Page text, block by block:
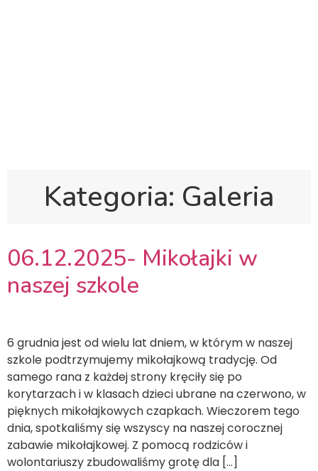
Kategoria: Galeria
06.12.2025- Mikołajki w
naszej szkole
6 grudnia jest od wielu lat dniem, w którym w naszej
szkole podtrzymujemy mikołajkową tradycję. Od
samego rana z każdej strony kręciły się po
korytarzach i w klasach dzieci ubrane na czerwono, w
pięknych mikołajkowych czapkach. Wieczorem tego
dnia, spotkaliśmy się wszyscy na naszej corocznej
zabawie mikołajkowej. Z pomocą rodziców i
wolontariuszy zbudowaliśmy grotę dla […]